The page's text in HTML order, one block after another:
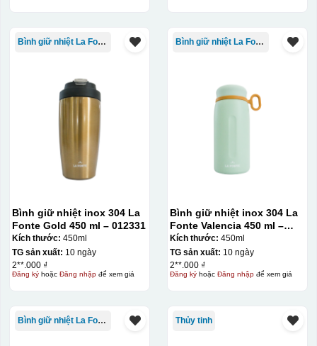
Bình giữ nhiệt La Fonte
Bình giữ nhiệt inox 304 La
Fonte Gold 450 ml – 012331
Kích thước: 450ml
TG sản xuất: 10 ngày
2**.000 ₫
Đăng kýhoặc Đăng nhậpđể xem giá
Bình giữ nhiệt La Fonte
Bình giữ nhiệt inox 304 La
Fonte Valencia 450 ml –
012355
Kích thước: 450ml
TG sản xuất: 10 ngày
2**.000 ₫
Đăng kýhoặc Đăng nhậpđể xem giá
Bình giữ nhiệt La Fonte Thủy tinh